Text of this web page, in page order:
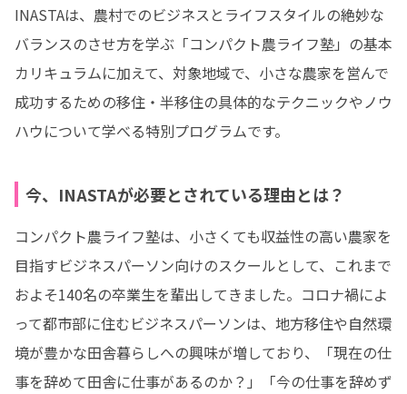
INASTAは、農村でのビジネスとライフスタイルの絶妙な
バランスのさせ方を学ぶ「コンパクト農ライフ塾」の基本
カリキュラムに加えて、対象地域で、小さな農家を営んで
成功するための移住・半移住の具体的なテクニックやノウ
ハウについて学べる特別プログラムです。
今、INASTAが必要とされている理由とは？
コンパクト農ライフ塾は、小さくても収益性の高い農家を
目指すビジネスパーソン向けのスクールとして、これまで
およそ140名の卒業生を輩出してきました。コロナ禍によ
って都市部に住むビジネスパーソンは、地方移住や自然環
境が豊かな田舎暮らしへの興味が増しており、「現在の仕
事を辞めて田舎に仕事があるのか？」「今の仕事を辞めず